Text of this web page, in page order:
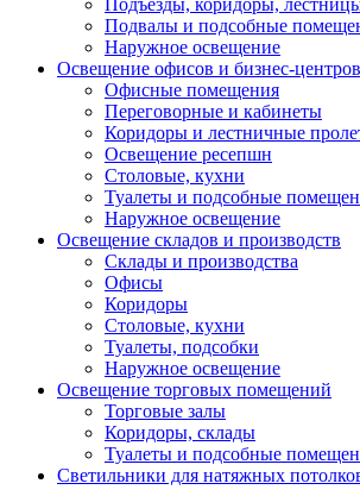
Подвалы и подсобные
Наружное освещение
Освещение офисов и бизнес-центров
Офисные помещения
Переговорные и кабинеты
Коридоры и лестничные
Освещение ресепшн
Столовые, кухни
Туалеты и подсобные
Наружное освещение
Освещение складов и производств
Склады и производства
Офисы
Коридоры
Столовые, кухни
Туалеты, подсобки
Наружное освещение
Освещение торговых помещений
Торговые залы
Коридоры, склады
Туалеты и подсобные
Светильники для натяжных